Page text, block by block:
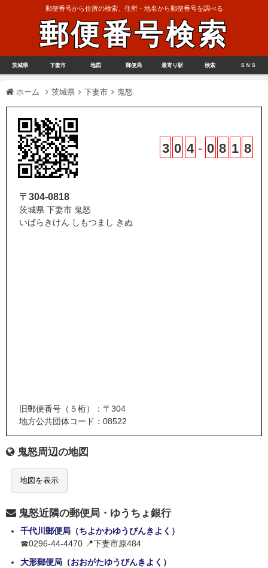
郵便番号から住所の検索、住所・地名から郵便番号を調べる
郵便番号検索
茨城県 下妻市 地図 郵便局 最寄り駅 検索 ＳＮＳ
ホーム 茨城県 下妻市 鬼怒
3 0 4 - 0 8 1 8
〒304-0818
茨城県 下妻市 鬼怒
いばらきけん しもつまし きぬ
旧郵便番号（５桁）：〒304
地方公共団体コード：08522
鬼怒周辺の地図
地図を表示
鬼怒近隣の郵便局・ゆうちょ銀行
千代川郵便局（ちよかわゆうびんきよく）
☎0296-44-4470 📍下妻市原484
大形郵便局（おおがたゆうびんきよく）